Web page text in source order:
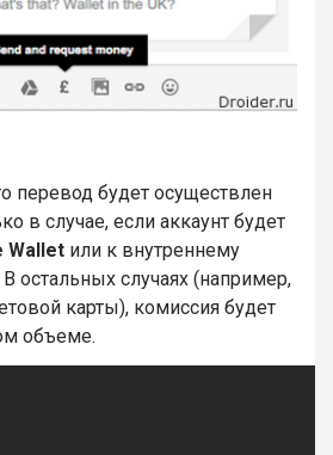
перевод будет осуществлен
в случае, если аккаунт будет
Wallet или к внутреннему
остальных случаях (например,
карты), комиссия будет
объеме.